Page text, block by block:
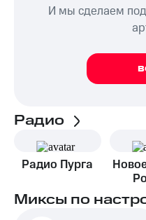
И мы сделаем
Радио
Радио Пурга
Миксы по